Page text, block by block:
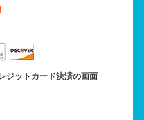
ジットカード決済の画面